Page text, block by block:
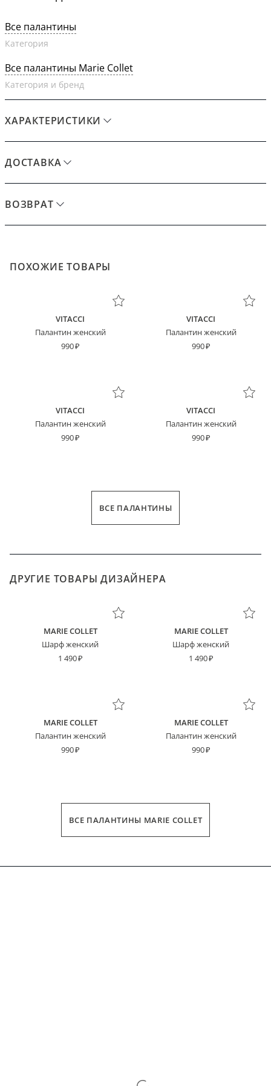
Все палантины
Категория
Все палантины Marie Collet
Категория и бренд
ХАРАКТЕРИСТИКИ
ДОСТАВКА
ВОЗВРАТ
ПОХОЖИЕ ТОВАРЫ
VITACCI
Палантин женский
990
VITACCI
Палантин женский
990
VITACCI
Палантин женский
990
VITACCI
Палантин женский
990
ВСЕ ПАЛАНТИНЫ
ДРУГИЕ ТОВАРЫ ДИЗАЙНЕРА
MARIE COLLET
Шарф женский
1 490
MARIE COLLET
Шарф женский
1 490
MARIE COLLET
Палантин женский
990
MARIE COLLET
Палантин женский
990
ВСЕ ПАЛАНТИНЫ MARIE COLLET